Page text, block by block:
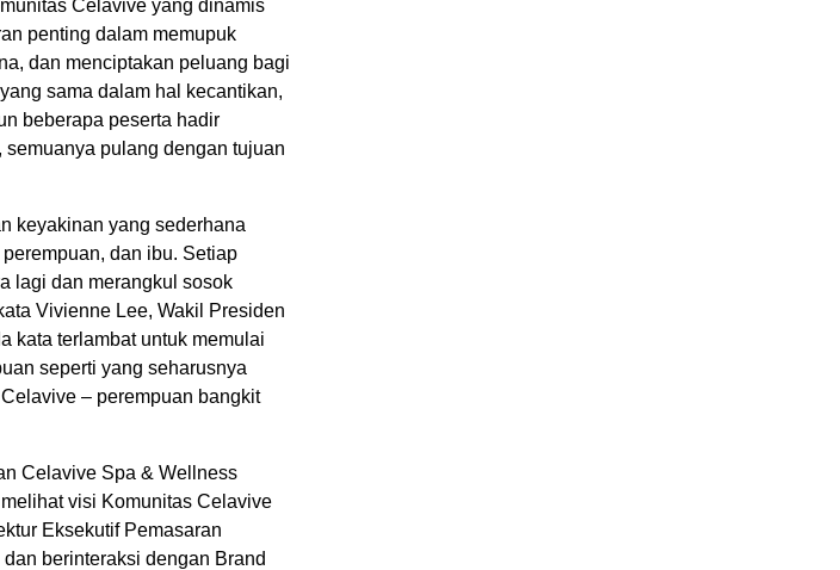
Celavive yang dinamis
penting dalam memupuk
dan menciptakan peluang bagi
sama dalam hal kecantikan,
beberapa peserta hadir
pulang dengan tujuan
keyakinan yang sederhana
dan ibu. Setiap
lagi dan merangkul sosok
Vivienne Lee, Wakil Presiden
kata terlambat untuk memulai
seperti yang seharusnya
– perempuan bangkit
Celavive Spa & Wellness
visi Komunitas Celavive
Eksekutif Pemasaran
berinteraksi dengan Brand